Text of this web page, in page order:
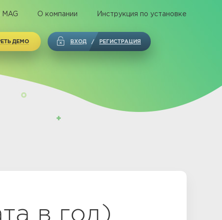
MAG О компании Инструкция по установке
ДЕМО ВХОД / РЕГИСТРАЦИЯ
в год)